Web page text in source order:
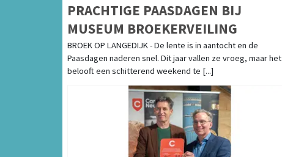
PRACHTIGE PAASDAGEN BIJ
MUSEUM BROEKERVEILING
BROEK OP LANGEDIJK - De lente is in aantocht en de
Paasdagen naderen snel. Dit jaar vallen ze vroeg, maar het
belooft een schitterend weekend te [...]